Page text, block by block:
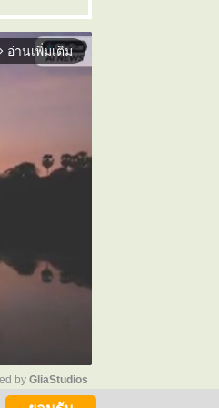
อ่านเพิ่มเติม
by GliaStudios